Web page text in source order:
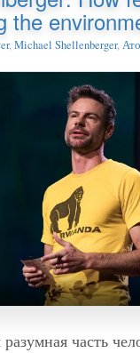
the
,Michael Shellenberger,
часть